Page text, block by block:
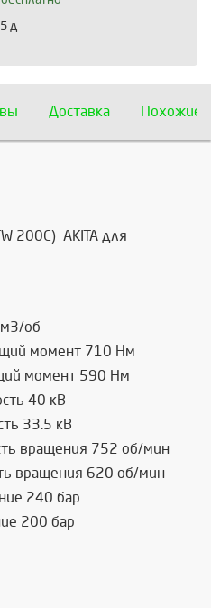
д
Доставка Похожие
200C) AKITA для
об
момент 710 Нм
момент 590 Нм
40 кВ
33.5 кВ
вращения 752 об/мин
вращения 620 об/мин
240 бар
200 бар